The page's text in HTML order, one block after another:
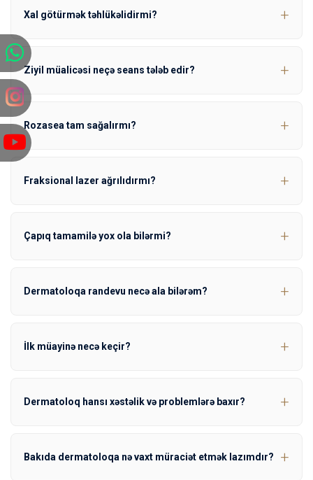
Xal götürmək təhlükəlidirmi?
Ziyil müalicəsi neçə seans tələb edir?
Rozasea tam sağalırmı?
Fraksional lazer ağrılıdırmı?
Çapıq tamamilə yox ola bilərmi?
Dermatoloqa randevu necə ala bilərəm?
İlk müayinə necə keçir?
Dermatoloq hansı xəstəlik və problemlərə baxır?
Bakıda dermatoloqa nə vaxt müraciət etmək lazımdır?